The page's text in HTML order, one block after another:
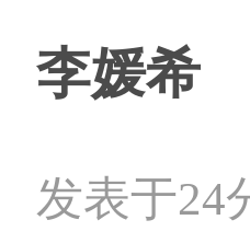
李媛希
发表于24